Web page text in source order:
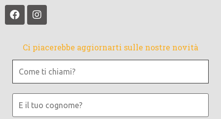
Ci piacerebbe aggiornarti sulle nostre novità
E